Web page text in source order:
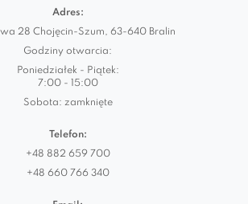
Adres:
28 Chojęcin-Szum, 63-640 Bralin
Godziny otwarcia:
Poniedziałek - Piątek:
7:00 - 15:00
Sobota: zamknięte
Telefon:
+48 882 659 700
+48 660 766 340